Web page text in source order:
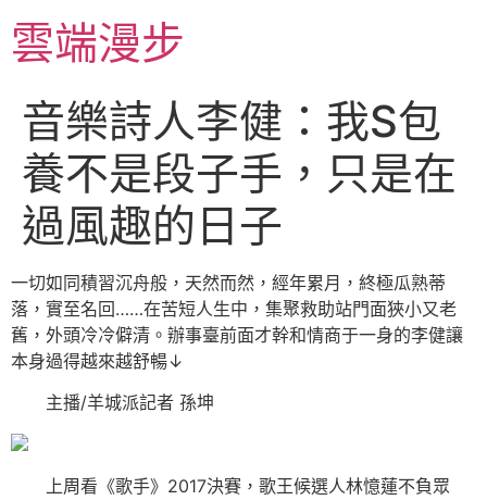
至雲端漫步
音樂詩人李健：我S包
養不是段子手，只是在
過風趣的日子
一切如同積習沉舟般，天然而然，經年累月，終極瓜熟蒂
落，實至名回……在苦短人生中，集聚救助站門面狹小又老
舊，外頭冷冷僻清。辦事臺前面才幹和情商于一身的李健讓
本身過得越來越舒暢↓
主播/羊城派記者 孫坤
上周看《歌手》2017決賽，歌王候選人林憶蓮不負眾